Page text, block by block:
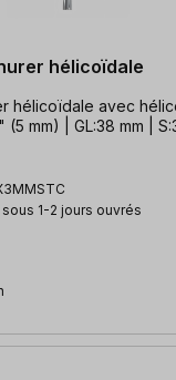
hélicoïdale
hélicoïdale avec
(5 mm) | GL:38 mm |
1-2 jours ouvrés